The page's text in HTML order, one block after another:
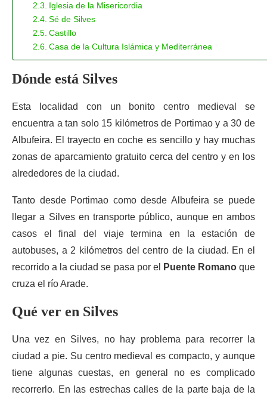
Iglesia de la Misericordia
Sé de Silves
Castillo
Casa de la Cultura Islámica y Mediterránea
Dónde está Silves
Esta localidad con un bonito centro medieval se
encuentra a tan solo 15 kilómetros de Portimao y a 30 de
Albufeira. El trayecto en coche es sencillo y hay muchas
zonas de aparcamiento gratuito cerca del centro y en los
alrededores de la ciudad.
Tanto desde Portimao como desde Albufeira se puede
llegar a Silves en transporte público, aunque en ambos
casos el final del viaje termina en la estación de
autobuses, a 2 kilómetros del centro de la ciudad. En el
recorrido a la ciudad se pasa por el
Puente Romanoque
cruza el río Arade.
Qué ver en Silves
Una vez en Silves, no hay problema para recorrer la
ciudad a pie. Su centro medieval es compacto, y aunque
tiene algunas cuestas, en general no es complicado
recorrerlo. En las estrechas calles de la parte baja de la